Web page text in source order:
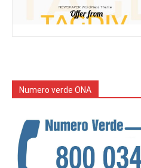
Numero verde ONA